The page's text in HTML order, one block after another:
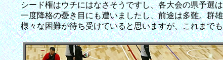
シード権はウチにはなさそうですし、各大会の県予選
一度降格の憂き目にも遭いましたし、前途は多難。群
様々な困難が待ち受けていると思いますが、これまで